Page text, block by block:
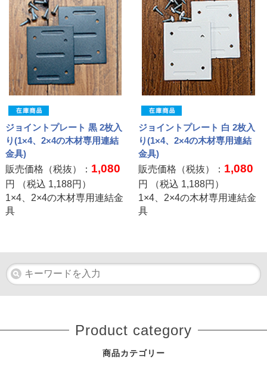
ジョイントプレート 黒 2枚入
り(1×4、2×4の木材専用連結
金具)
販売価格（税抜）： 1,080
円 （税込 1,188円）
1×4、2×4の木材専用連結金
具
ジョイントプレート 白 2枚入
り(1×4、2×4の木材専用連結
金具)
販売価格（税抜）： 1,080
円 （税込 1,188円）
1×4、2×4の木材専用連結金
具
Product category
商品カテゴリー